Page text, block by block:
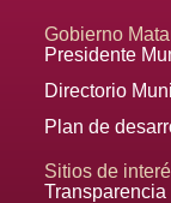
Gobierno
Presidente
Directorio
Plan de
Sitios de
Transparencia